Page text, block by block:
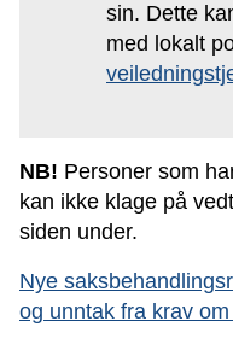
sin. Dette
med lokalt
NB! Personer som
kan ikke klage på
siden under.
Nye
og unntak fra krav